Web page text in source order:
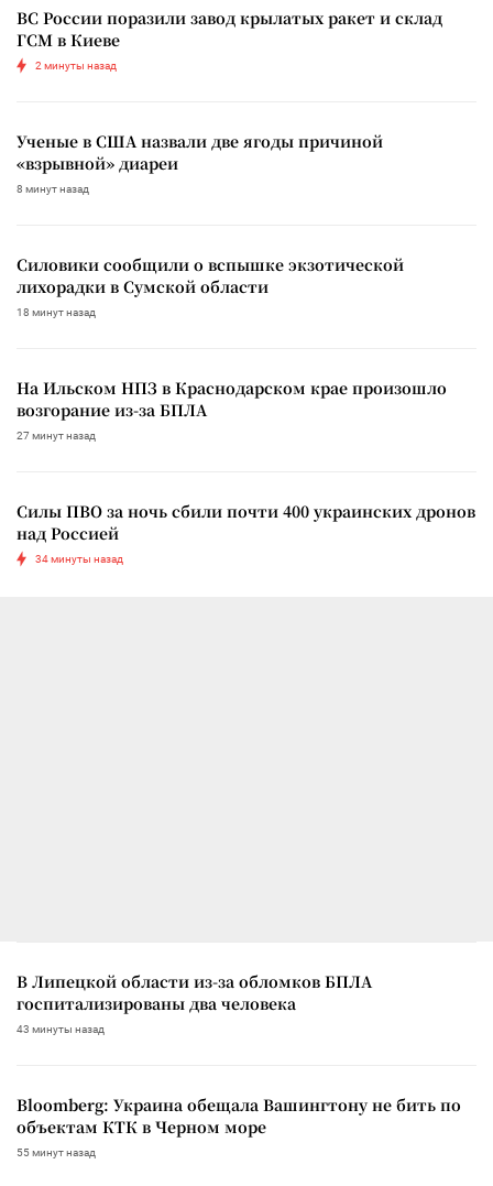
ВС России поразили завод крылатых ракет и склад
ГСМ в Киеве
2 минуты назад
Ученые в США назвали две ягоды причиной
«взрывной» диареи
8 минут назад
Силовики сообщили о вспышке экзотической
лихорадки в Сумской области
18 минут назад
На Ильском НПЗ в Краснодарском крае произошло
возгорание из-за БПЛА
27 минут назад
Силы ПВО за ночь сбили почти 400 украинских дронов
над Россией
34 минуты назад
В Липецкой области из-за обломков БПЛА
госпитализированы два человека
43 минуты назад
Bloomberg: Украина обещала Вашингтону не бить по
объектам КТК в Черном море
55 минут назад